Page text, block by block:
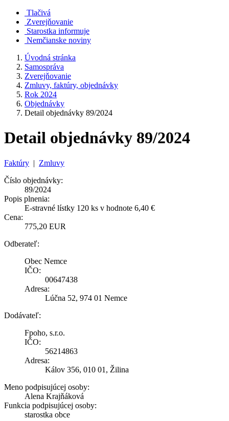
Tlačivá
Zverejňovanie
Starostka informuje
Nemčianske noviny
Úvodná stránka
Samospráva
Zverejňovanie
Zmluvy, faktúry, objednávky
Rok 2024
Objednávky
Detail objednávky 89/2024
Detail objednávky 89/2024
Faktúry | Zmluvy
Číslo objednávky:
89/2024
Popis plnenia:
E-stravné lístky 120 ks v hodnote 6,40 €
Cena:
775,20 EUR
Odberateľ:
Obec Nemce
IČO:
00647438
Adresa:
Lúčna 52, 974 01 Nemce
Dodávateľ:
Fpoho, s.r.o.
IČO:
56214863
Adresa:
Kálov 356, 010 01, Žilina
Meno podpisujúcej osoby:
Alena Krajňáková
Funkcia podpisujúcej osoby:
starostka obce